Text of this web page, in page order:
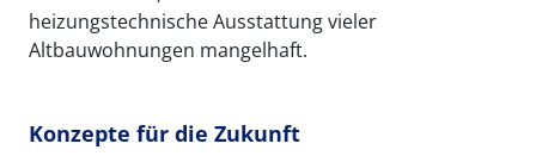
heizungstechnische Ausstattung vieler
Altbauwohnungen mangelhaft.
Konzepte für die Zukunft